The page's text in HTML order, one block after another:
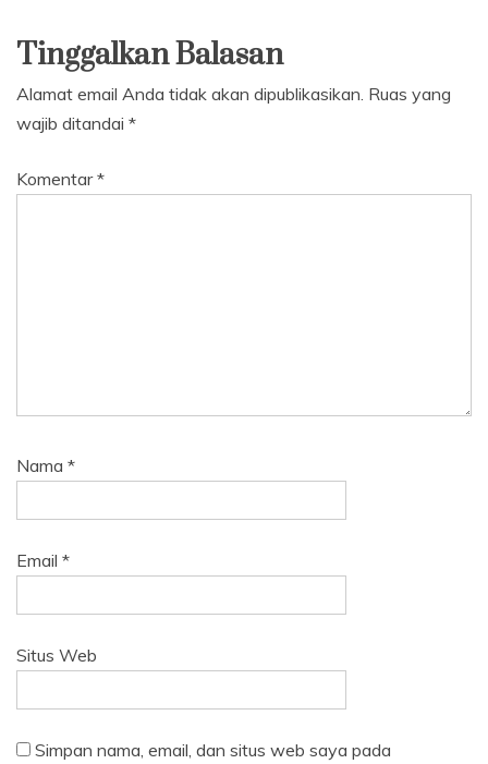
Tinggalkan Balasan
Alamat email Anda tidak akan dipublikasikan. Ruas yang
wajib ditandai *
Komentar*
Nama *
Email *
Situs Web
Simpan nama, email, dan situs web saya pada